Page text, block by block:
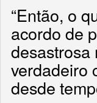
“Então, o
acordo de
desastrosa
verdadeiro
desde